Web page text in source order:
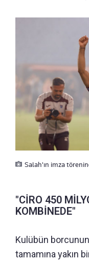
Salah'ın imza
"CİRO 450
KOMBİNEDE"
Kulübün
tamamına yakın